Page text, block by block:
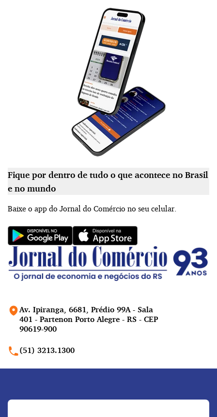
Av. Ipiranga, 6681, Prédio 99A - Sala
401 - Partenon Porto Alegre - RS - CEP
90619-900
(51) 3213.1300
Fique por dentro de tudo o que acontece no Brasil
e no mundo
Baixe o app do Jornal do Comércio no seu celular.